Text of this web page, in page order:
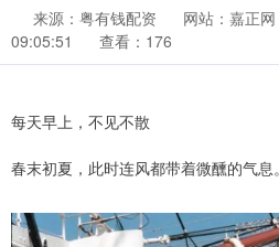
来源：粤有钱配资 网站：嘉正网
09:05:51
查看：176
每天早上，不见不散
春末初夏，此时连风都带着微醺的气息。